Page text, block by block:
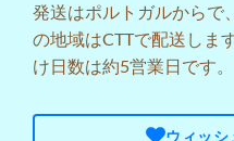
発送はポルトガルからで
の地域はCTTで配送しま
け日数は約5営業日です。
ウィッシ